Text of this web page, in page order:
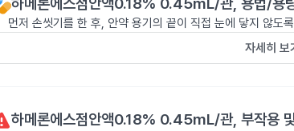
먼저 손씻기를 한 후, 안약 용기의 끝이 직접 눈에 닿지 않도
자세히 보
하메론에스점안액0.18% 0.45mL/관, 부작용